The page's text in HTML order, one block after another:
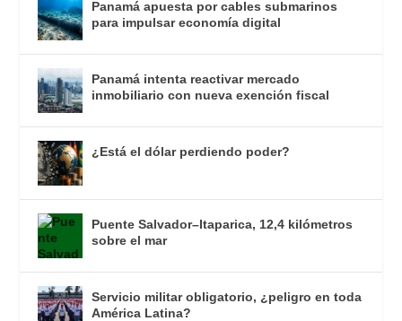
Panamá apuesta por cables submarinos
para impulsar economía digital
Panamá intenta reactivar mercado
inmobiliario con nueva exención fiscal
¿Está el dólar perdiendo poder?
Puente Salvador–Itaparica, 12,4 kilómetros
sobre el mar
Servicio militar obligatorio, ¿peligro en toda
América Latina?